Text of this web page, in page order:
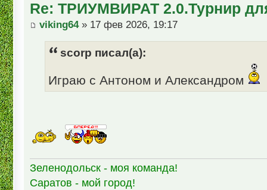
Re: ТРИУМВИРАТ 2.0.Турнир
viking64» 17 фев 2026, 19:17
scorp писал(а):
Играю с Антоном и Александром
Зеленодольск - моя команда!
Саратов - мой город!